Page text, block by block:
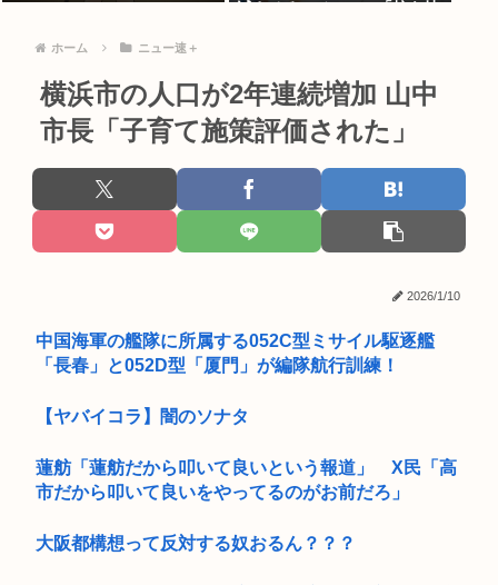
ホーム ニュー速＋
横浜市の人口が2年連続増加 山中
市長「子育て施策評価された」
2026/1/10
中国海軍の艦隊に所属する052C型ミサイル駆逐艦
「長春」と052D型「厦門」が編隊航行訓練！
【ヤバイコラ】闇のソナタ
蓮舫「蓮舫だから叩いて良いという報道」 X民「高
市だから叩いて良いをやってるのがお前だろ」
大阪都構想って反対する奴おるん？？？